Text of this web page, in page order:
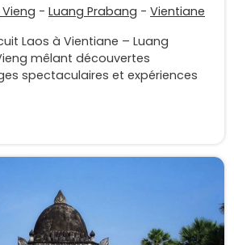
- Luang Prabang - Vientiane
Laos à Vientiane – Luang
mêlant découvertes
spectaculaires et expériences